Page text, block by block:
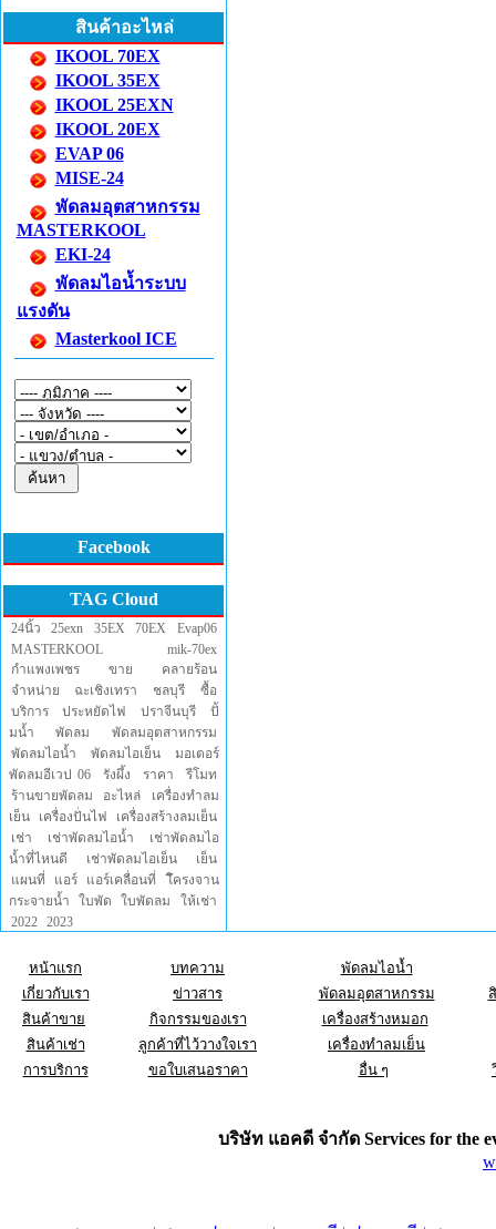
สินค้าอะไหล่
IKOOL 70EX
IKOOL 35EX
IKOOL 25EXN
IKOOL 20EX
EVAP 06
MISE-24
พัดลมอุตสาหกรรม
MASTERKOOL
EKI-24
พัดลมไอน้ำระบบ
แรงดัน
Masterkool ICE
Facebook
TAG Cloud
24นิ้ว 25exn 35EX 70EX
Evap06
MASTERKOOL
mik-70ex
กำแพงเพชร
ขาย
คลายร้อน
จำหน่าย
ฉะเชิงเทรา ชลบุรี
ซื้อ
บริการ
ประหยัดไฟ ปราจีนบุรี
ปั้
มน้ำ
พัดลม
พัดลมอุตสาหกรรม
พัดลมไอน้ำ
พัดลมไอเย็น
มอเตอร์
พัดลมอีเวป 06
รังผึ้ง ราคา
รีโมท
ร้านขายพัดลม
อะไหล่
เครื่องทำลม
เย็น
เครื่องปั่นไฟ
เครื่องสร้างลมเย็น
เช่า
เช่าพัดลมไอน้ำ
เช่าพัดลมไอ
น้ำที่ไหนดี
เช่าพัดลมไอเย็น
เย็น
แผนที่
แอร์ แอร์เคลื่อนที่
โึครงจาน
กระจายน้ำ
ใบพัด ใบพัดลม
ให้เช่า
2022
2023
หน้าแรก บทความ
พัดลมไอน้ำ
เกี่ยวกับเรา
ข่าวสาร พัดลมอุตสาหกรรม
สินค้าขาย
กิจกรรมของเรา
เครื่องสร้างหมอก
สินค้าเช่า
ลูกค้าที่ไว้วางใจเรา
เครื่องทำลมเย็น
การบริการ
ขอใบเสนอราคา อื่น ๆ
บริษัท แอคดี จำกัด Services for the